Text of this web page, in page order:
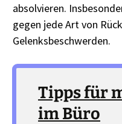
absolvieren.
gegen jede Art von
Gelenksbeschwerden.
Tipps für
im Büro